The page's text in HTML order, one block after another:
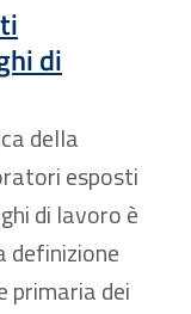
di
della
esposti
di lavoro è
definizione
primaria dei